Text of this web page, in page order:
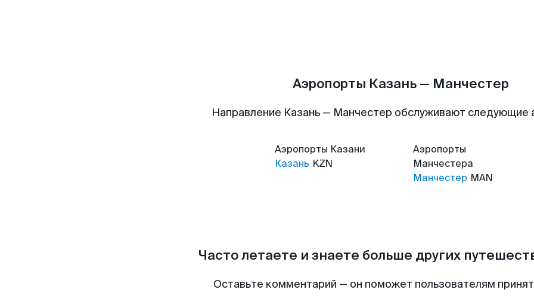
Аэропорты Казань — Манчестер
Направление Казань — Манчестер обслуживают следующие
Аэропорты Казани
Казань KZN
Аэропорты
Манчестера
Манчестер MAN
Часто летаете и знаете больше других
Оставьте комментарий — он поможет пользователям